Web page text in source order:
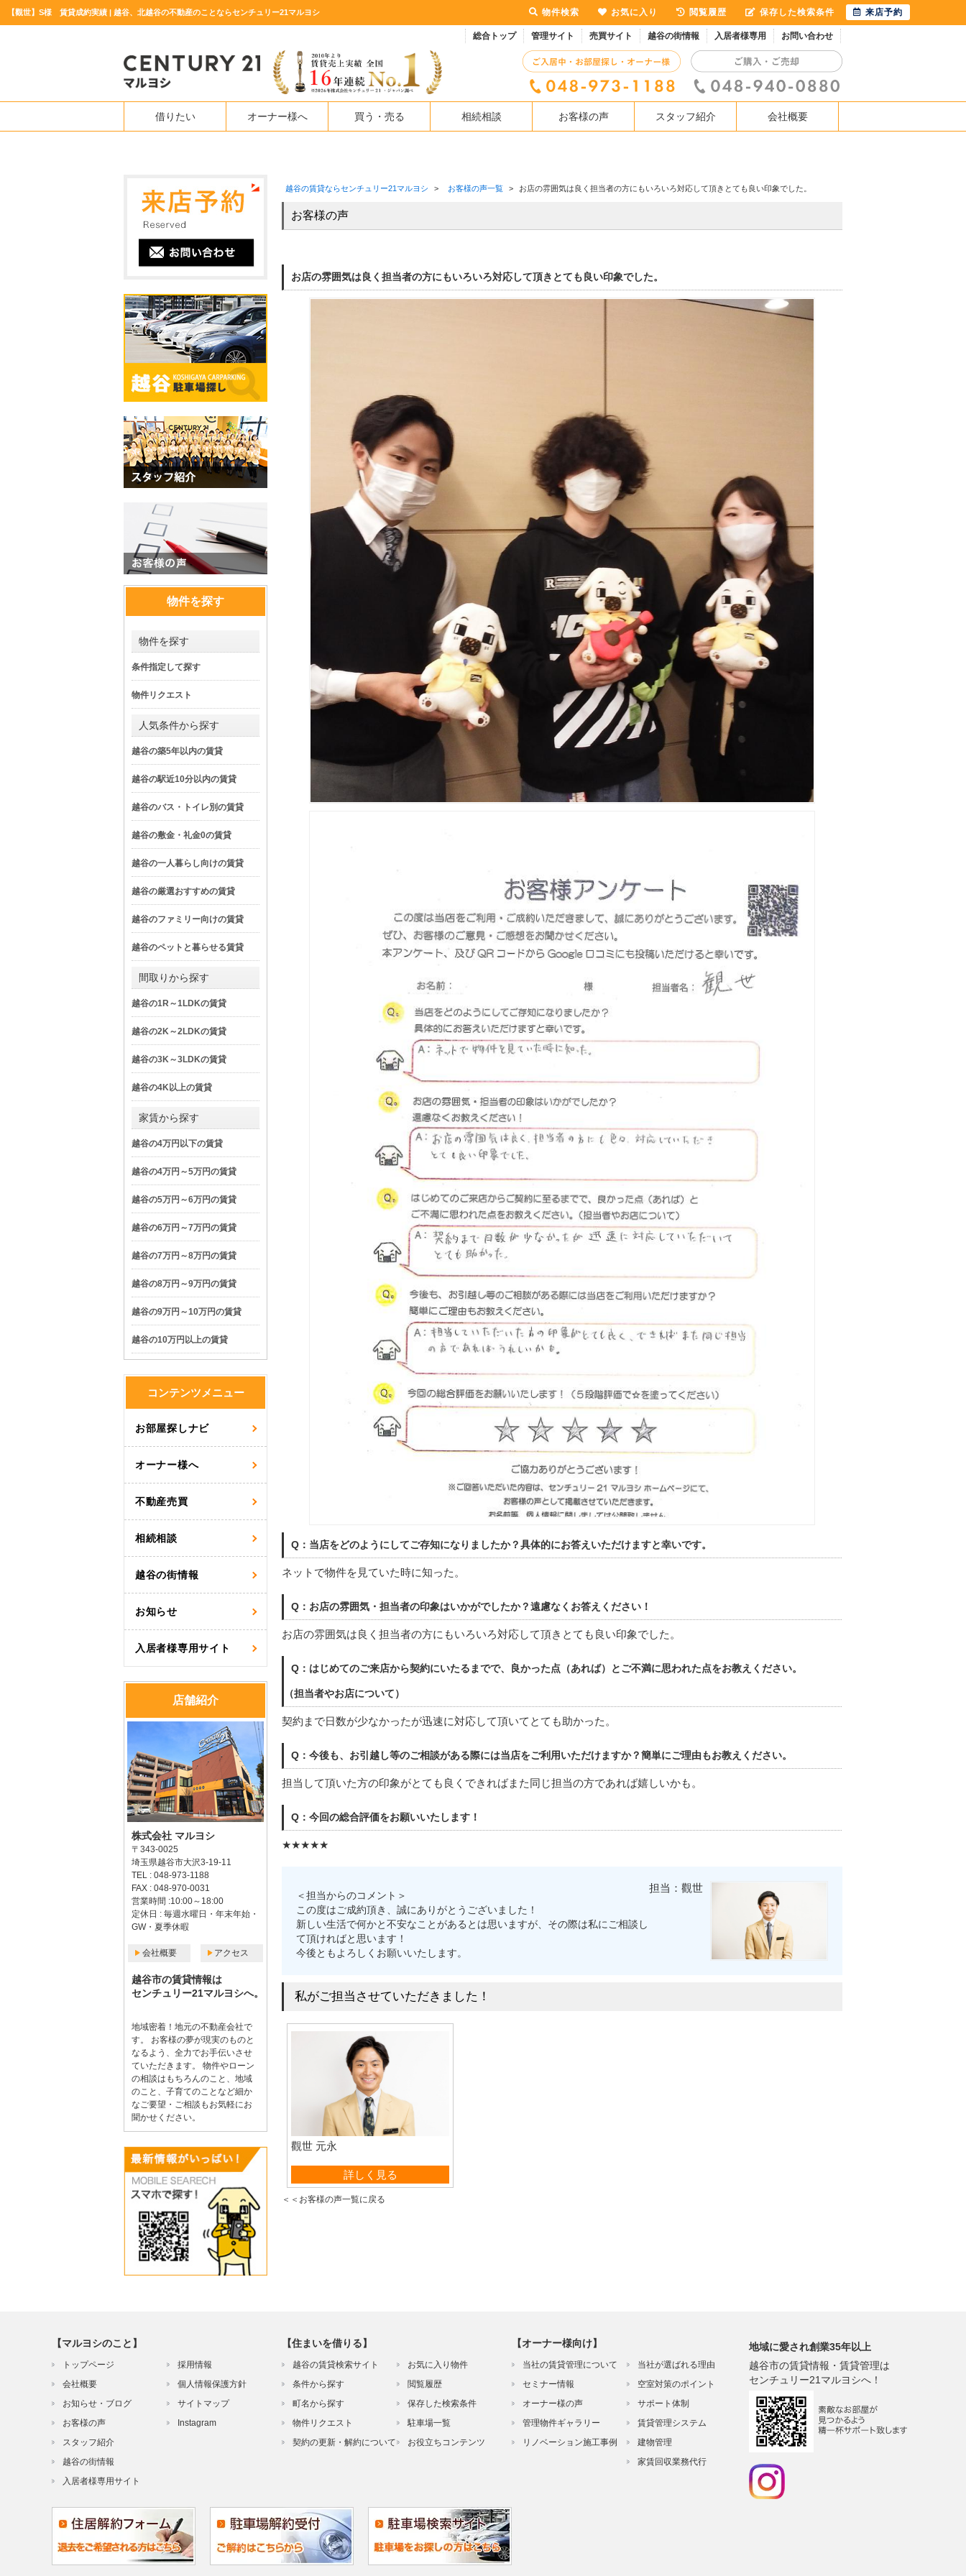
【觀世】S様 賃貸成約実績 | 越谷、北越谷の不動産のことならセンチュリー21マルヨシ
総合トップ 管理サイト 売買サイト 越谷の街情報 入居者様専用 お問い合わせ
借りたい オーナー様へ 買う・売る 相続相談 お客様の声 スタッフ紹介 会社概要
越谷の賃貸ならセンチュリー21マルヨシ > お客様の声一覧 > お店の雰囲気は良く担当者の方にもいろいろ対応して頂きとても良い印象でした。
お客様の声
お店の雰囲気は良く担当者の方にもいろいろ対応して頂きとても良い印象でした。
Q：当店をどのようにしてご存知になりましたか？具体的にお答えいただけますと幸いです。
ネットで物件を見ていた時に知った。
Q：お店の雰囲気・担当者の印象はいかがでしたか？遠慮なくお答えください！
お店の雰囲気は良く担当者の方にもいろいろ対応して頂きとても良い印象でした。
Q：はじめてのご来店から契約にいたるまでで、良かった点（あれば）とご不満に思われた点をお教えください。
（担当者やお店について）
契約まで日数が少なかったが迅速に対応して頂いてとても助かった。
Q：今後も、お引越し等のご相談がある際には当店をご利用いただけますか？簡単にご理由もお教えください。
担当して頂いた方の印象がとても良くできればまた同じ担当の方であれば嬉しいかも。
Q：今回の総合評価をお願いいたします！
★★★★★
＜担当からのコメント＞
この度はご成約頂き、誠にありがとうございました！
新しい生活で何かと不安なことがあるとは思いますが、その際は私にご相談し
て頂ければと思います！
今後ともよろしくお願いいたします。
担当：觀世
私がご担当させていただきました！
觀世 元永
賃貸営業部詳しく見る
＜＜お客様の声一覧に戻る
物件を探す
物件を探す
条件指定して探す
物件リクエスト
人気条件から探す
越谷の築5年以内の賃貸
越谷の駅近10分以内の賃貸
越谷のバス・トイレ別の賃貸
越谷の敷金・礼金0の賃貸
越谷の一人暮らし向けの賃貸
越谷の厳選おすすめの賃貸
越谷のファミリー向けの賃貸
越谷のペットと暮らせる賃貸
間取りから探す
越谷の1R～1LDKの賃貸
越谷の2K～2LDKの賃貸
越谷の3K～3LDKの賃貸
越谷の4K以上の賃貸
家賃から探す
越谷の4万円以下の賃貸
越谷の4万円～5万円の賃貸
越谷の5万円～6万円の賃貸
越谷の6万円～7万円の賃貸
越谷の7万円～8万円の賃貸
越谷の8万円～9万円の賃貸
越谷の9万円～10万円の賃貸
越谷の10万円以上の賃貸
コンテンツメニュー
お部屋探しナビ
オーナー様へ
不動産売買
相続相談
越谷の街情報
お知らせ
入居者様専用サイト
店舗紹介
株式会社 マルヨシ
〒343-0025
埼玉県越谷市大沢3-19-11
TEL : 048-973-1188
FAX : 048-970-0031
営業時間 :10:00～18:00
定休日 : 毎週水曜日・年末年始・
GW・夏季休暇
会社概要 アクセス
越谷市の賃貸情報は
センチュリー21マルヨシへ。
地域密着！地元の不動産会社で
す。 お客様の夢が現実のものと
なるよう、全力でお手伝いさせ
ていただきます。 物件やローン
の相談はもちろんのこと、地域
のこと、子育てのことなど細か
なご要望・ご相談もお気軽にお
聞かせください。
【マルヨシのこと】
トップページ
会社概要
お知らせ・ブログ
お客様の声
スタッフ紹介
越谷の街情報
入居者様専用サイト
採用情報
個人情報保護方針
サイトマップ
Instagram
【住まいを借りる】
越谷の賃貸検索サイト
条件から探す
町名から探す
物件リクエスト
契約の更新・解約について
お気に入り物件
閲覧履歴
保存した検索条件
駐車場一覧
お役立ちコンテンツ
【オーナー様向け】
当社の賃貸管理について
セミナー情報
オーナー様の声
管理物件ギャラリー
リノベーション施工事例
当社が選ばれる理由
空室対策のポイント
サポート体制
賃貸管理システム
建物管理
家賃回収業務代行
地域に愛され創業35年以上
越谷市の賃貸情報・賃貸管理は
センチュリー21マルヨシへ！
物件検索 お気に入り 閲覧履歴 保存した検索条件 来店予約